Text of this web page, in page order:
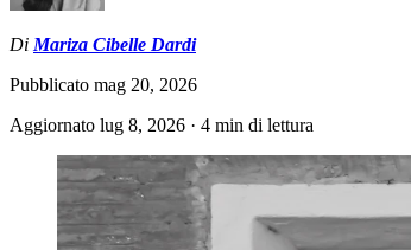
Di Mariza Cibelle Dardi
Pubblicato mag 20, 2026
Aggiornato lug 8, 2026 · 4 min di lettura